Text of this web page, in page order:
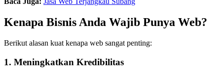
Kenapa Bisnis Anda Wajib Punya Web?
Berikut alasan kuat kenapa web sangat penting:
1. Meningkatkan Kredibilitas